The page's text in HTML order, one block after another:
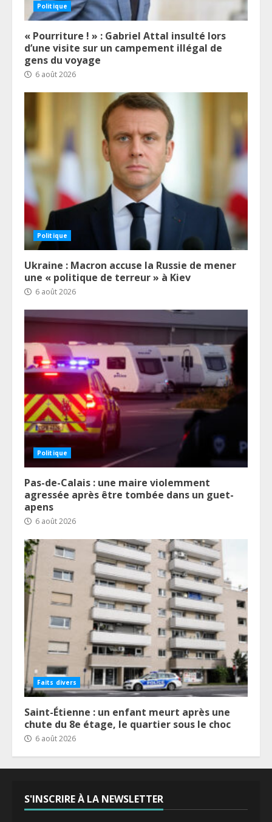
Politique
« Pourriture ! » : Gabriel Attal insulté lors
d’une visite sur un campement illégal de
gens du voyage
6 août 2026
Politique
Ukraine : Macron accuse la Russie de mener
une « politique de terreur » à Kiev
6 août 2026
Politique
Pas-de-Calais : une maire violemment
agressée après être tombée dans un guet-
apens
6 août 2026
Faits divers
Saint-Étienne : un enfant meurt après une
chute du 8e étage, le quartier sous le choc
6 août 2026
S'INSCRIRE À LA NEWSLETTER